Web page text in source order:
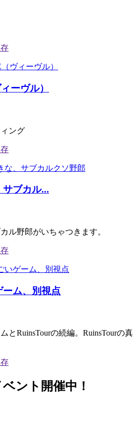
ーヴル）
ング
ブカル...
ル野郎がいちゃつきます。
ム、別視点
とRuinsTourの続編。RuinsTourの真
ント開催中！